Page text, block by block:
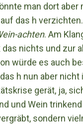
man dort aber
das h
achten. Am
das nichts und zur
würde es auch
h nun aber nicht
gerät, ja,
und Wein
sondern